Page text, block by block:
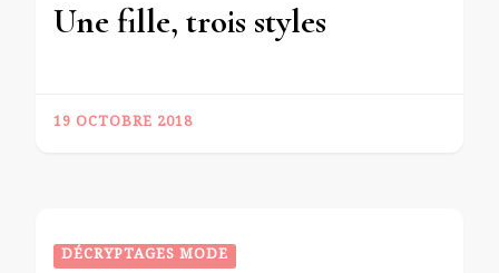
Une fille, trois styles
19 OCTOBRE 2018
DÉCRYPTAGES MODE